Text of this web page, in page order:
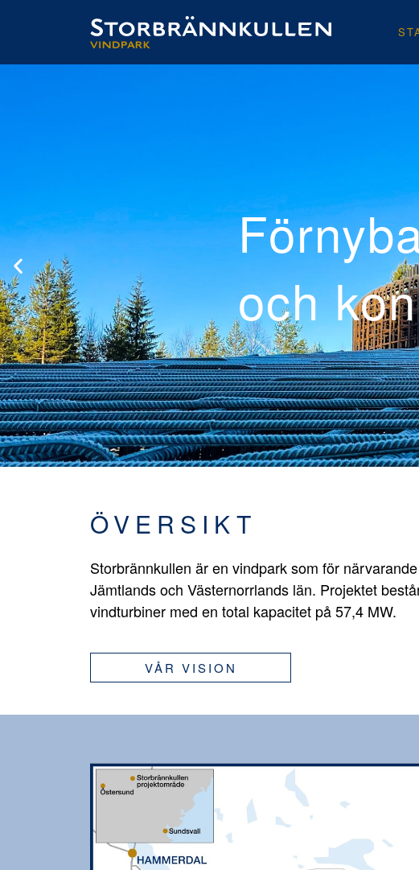
ÖVERSIKT
Storbrännkullen är en vindpark som för
Jämtlands och Västernorrlands län. Projektet
vindturbiner med en total kapacitet på 57,4 MW.
VÅR VISION